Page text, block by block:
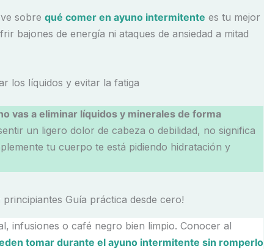
sobre qué comer en ayuno intermitente es tu mejor
bajones de energía ni ataques de ansiedad a mitad
los líquidos y evitar la fatiga
vas a eliminar líquidos y minerales de forma
un ligero dolor de cabeza o debilidad, no significa
tu cuerpo te está pidiendo hidratación y
infusiones o café negro bien limpio. Conocer al
tomar durante el ayuno intermitente sin romperlo